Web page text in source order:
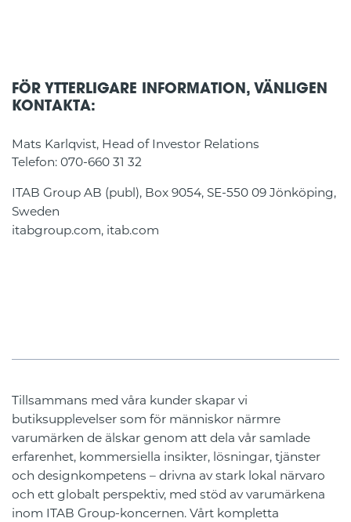
FÖR YTTERLIGARE INFORMATION, VÄNLIGEN
KONTAKTA:
Mats Karlqvist, Head of Investor Relations
Telefon: 070-660 31 32
ITAB Group AB (publ), Box 9054, SE-550 09 Jönköping,
Sweden
itabgroup.com, itab.com
Tillsammans med våra kunder skapar vi
butiksupplevelser som för människor närmre
varumärken de älskar genom att dela vår samlade
erfarenhet, kommersiella insikter, lösningar, tjänster
och designkompetens – drivna av stark lokal närvaro
och ett globalt perspektiv, med stöd av varumärkena
inom ITAB Group-koncernen. Vårt kompletta